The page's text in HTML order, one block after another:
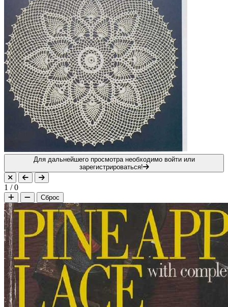
Для дальнейшего просмотра необходимо войти или
зарегистрироваться!
1 /0
Сброс